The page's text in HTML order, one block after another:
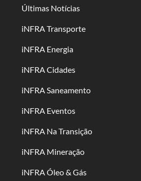
Últimas Notícias
iNFRA Transporte
iNFRA Energia
iNFRA Cidades
iNFRA Saneamento
iNFRA Eventos
iNFRA Na Transição
iNFRA Mineração
iNFRA Óleo & Gás